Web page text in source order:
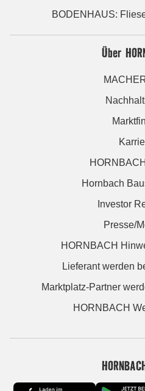
BODENHAUS:
Über
Hornbach
Investor
Presse/
HORNBACH
Lieferant werden
Marktplatz-Partner
HORNBACH